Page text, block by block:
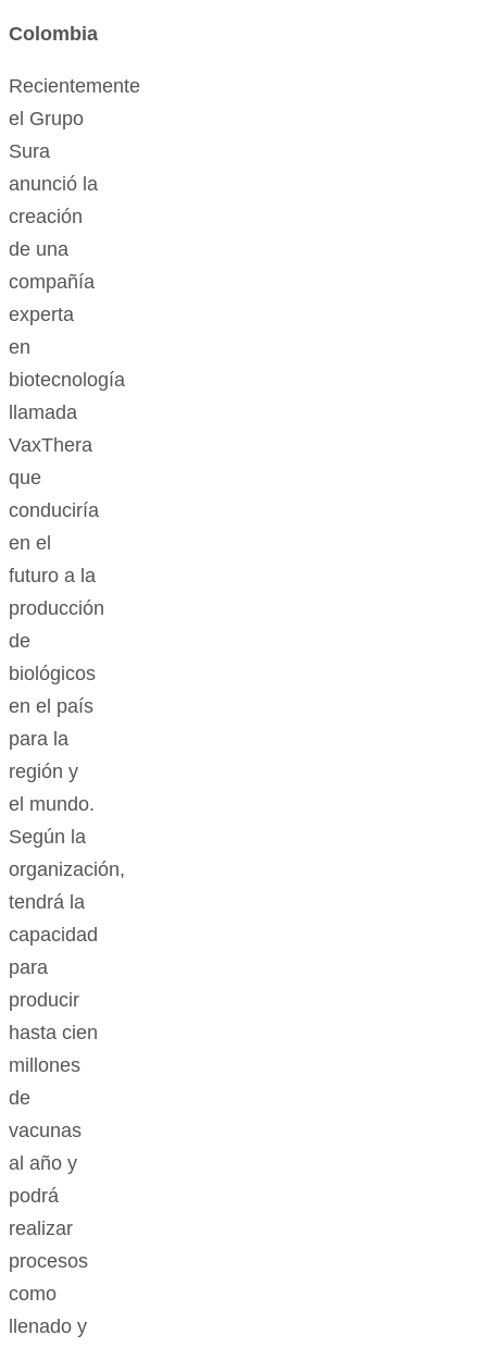
Colombia
Recientemente
el Grupo
Sura
anunció la
creación
de una
compañía
experta
en
biotecnología
llamada
VaxThera
que
conduciría
en el
futuro a la
producción
de
biológicos
en el país
para la
región y
el mundo.
Según la
organización,
tendrá la
capacidad
para
producir
hasta cien
millones
de
vacunas
al año y
podrá
realizar
procesos
como
llenado y